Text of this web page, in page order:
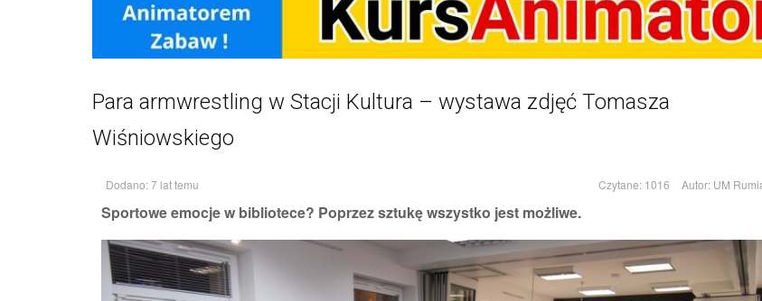
Para armwrestling w Stacji Kultura – wystawa zdjęć Tomasza
Wiśniowskiego
Dodano: 7 lat temu Czytane: 1016 Autor: UM
Sportowe emocje w bibliotece? Poprzez sztukę wszystko jest możliwe.